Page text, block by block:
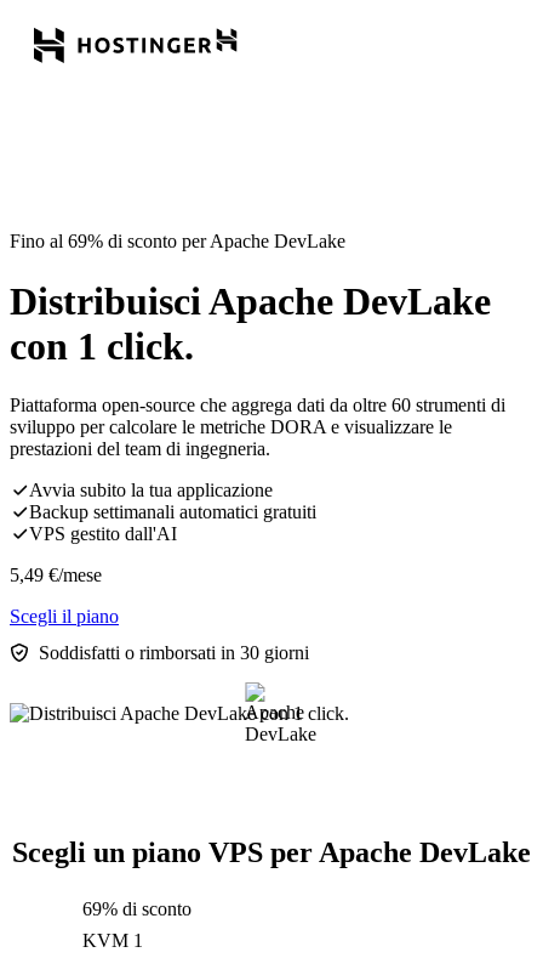
Fino al 69% di sconto per Apache DevLake
Distribuisci Apache DevLake
con 1 click.
Piattaforma open-source che aggrega dati da oltre 60 strumenti di
sviluppo per calcolare le metriche DORA e visualizzare le
prestazioni del team di ingegneria.
Avvia subito la tua applicazione
Backup settimanali automatici gratuiti
VPS gestito dall'AI
5,49 €/mese
Scegli il piano
Soddisfatti o rimborsati in 30 giorni
Scegli un piano VPS per Apache DevLake
69% di sconto
KVM 1